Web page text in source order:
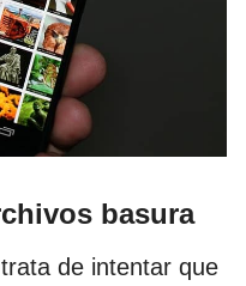
basura
de intentar que